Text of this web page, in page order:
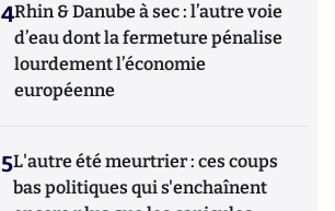
4Rhin & Danube à sec : l’autre voie
d’eau dont la fermeture pénalise
lourdement l’économie
européenne
5L'autre été meurtrier : ces coups
bas politiques qui s'enchaînent